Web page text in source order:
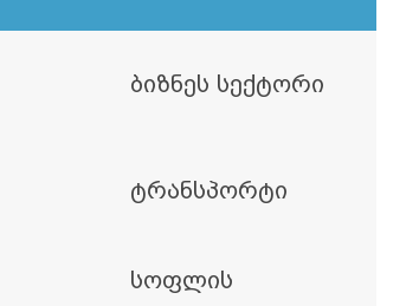
ბიზნეს სექტორი
ტრანსპორტი
სოფლის